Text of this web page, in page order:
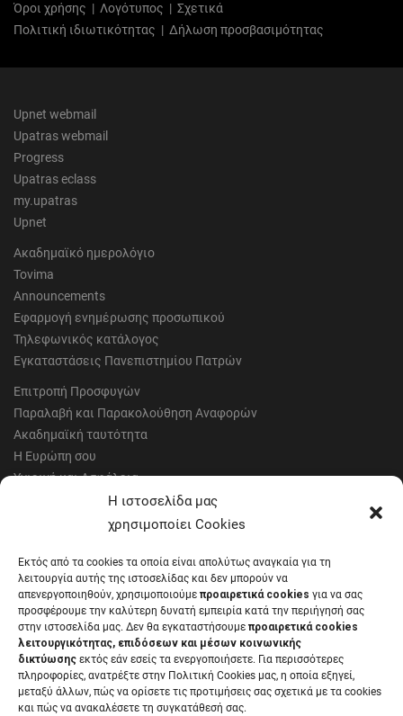
Η ιστοσελίδα μας
χρησιμοποίει Cookies
Εκτός από τα cookies τα οποία είναι απολύτως αναγκαία για τη
λειτουργία αυτής της ιστοσελίδας και δεν μπορούν να
απενεργοποιηθούν, χρησιμοποιούμε προαιρετικά cookies για να σας
προσφέρουμε την καλύτερη δυνατή εμπειρία κατά την περιήγησή σας
στην ιστοσελίδα μας. Δεν θα εγκαταστήσουμε προαιρετικά cookies
λειτουργικότητας, επιδόσεων και μέσων κοινωνικής
δικτύωσης εκτός εάν εσείς τα ενεργοποιήσετε. Για περισσότερες
πληροφορίες, ανατρέξτε στην Πολιτική Cookies μας, η οποία εξηγεί,
μεταξύ άλλων, πώς να ορίσετε τις προτιμήσεις σας σχετικά με τα cookies
και πώς να ανακαλέσετε τη συγκατάθεσή σας.
Όροι χρήσης | Λογότυπος | Σχετικά
Πολιτική ιδιωτικότητας | Δήλωση προσβασιμότητας
Upnet webmail
Upatras webmail
Progress
Upatras eclass
my.upatras
Upnet
Ακαδημαϊκό ημερολόγιο
Tovima
Announcements
Εφαρμογή ενημέρωσης προσωπικού
Τηλεφωνικός κατάλογος
Εγκαταστάσεις Πανεπιστημίου Πατρών
Επιτροπή Προσφυγών
Παραλαβή και Παρακολούθηση Αναφορών
Ακαδημαϊκή ταυτότητα
Η Ευρώπη σου
Υγιεινή και Ασφάλεια
Έντυπα Οικονομικής Υπηρεσίας
Έντυπα Διοικητικών Υπηρεσιών
Μητρώα αξιολογητών
Δημόσια Διαβούλευση
Συνεδριάσεις Συγκλήτου
Συνεδριάσεις Συμβουλίου Διοίκησης
EUNICoast European University